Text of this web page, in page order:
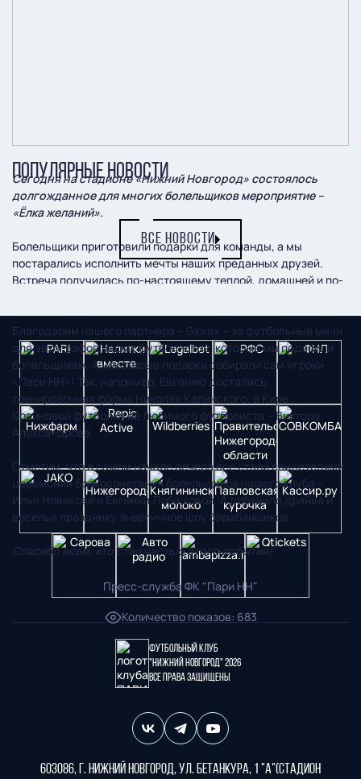
Сегодня на стадионе «Нижний Новгород» состоялось
долгожданное для многих болельщиков мероприятие –
«Ёлка желаний».
Болельщики приготовили подарки для команды, а мы
постарались исполнить мечты наших преданных друзей.
Встреча получилась по-настоящему теплой, домашней и по-
Благодарим нашего партнера – Glorax – за футбольные мячи
для автографов наших футболистов, которые мы подарили
болельщикам. А некоторые подарки собирали сам игроки
«Пари НН»! Так, например, Евгению досталась
тренировочная форма Николая Калинского, а Кире
Крайновой футболка её любимого футболиста – Виктора
Александрова.
Отметим, что в самом начале вечера все стали свидетелями
церемонии бракосочетания болельщиков нашего клуба –
Ильи Новикова и Евгении Лобашовой. А добавило драйва и
веселья празднику энергичное шоу барабанщиков.
Спасибо всем, кто стал частью этого события!
Пресс-служба ФК "Пари НН"
Количество показов: 683
ПОПУЛЯРНЫЕ НОВОСТИ
ВСЕ НОВОСТИ
Футбольный клуб
"Нижний Новгород" 2026
Все права защищены
603086, г. Нижний Новгород, ул. Бетанкура, 1 "А"(стадион